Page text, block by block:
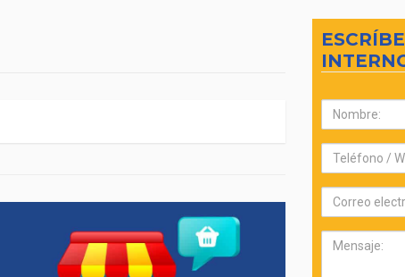
Nombre:
Teléfono:
Correo
electrónico:
Mensaje: